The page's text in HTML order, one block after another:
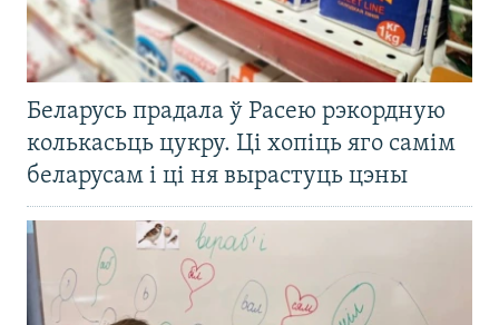
Беларусь прадала ў Расею рэкордную
колькасьць цукру. Ці хопіць яго самім
беларусам і ці ня вырастуць цэны